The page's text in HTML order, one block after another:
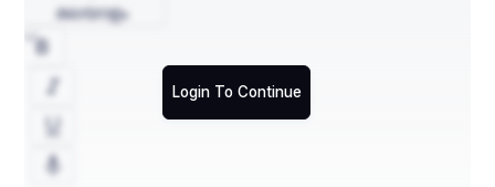
ଜଣେ ବେକାର କବିର ଆତ୍ମକଥା
ପୁଣି ମୁଁ ଲେଖି ବସିଲି lLogin To Continue
മലയാളം